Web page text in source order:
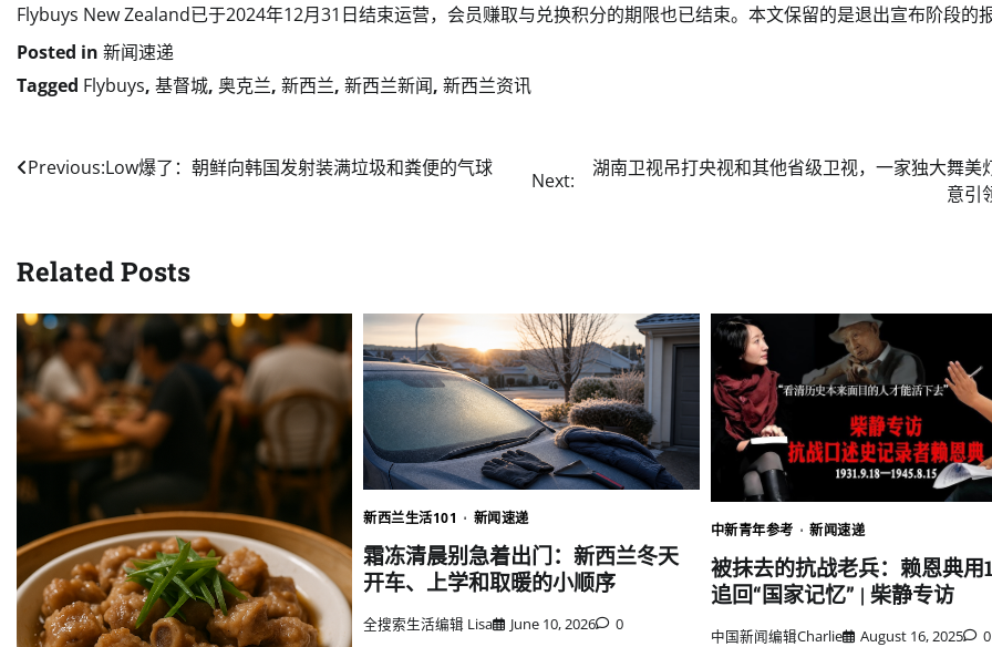
Flybuys New Zealand已于2024年12月31日结束运营，会员赚取与兑换积分的期限也已结束。本文保留的是退出宣布阶段的报
Posted in 新闻速递
Tagged Flybuys, 基督城, 奥克兰, 新西兰, 新西兰新闻, 新西兰资讯
Post
Previous:Low爆了：朝鲜向韩国发射装满垃圾和粪便的气球
Next:
湖南卫视吊打央视和其他省级卫视，一家独大舞美
意引
Related Posts
新西兰生活101 新闻速递
霜冻清晨别急着出门：新西兰冬天
开车、上学和取暖的小顺序
全搜索生活编辑 Lisa June 10, 2026 0
中新青年参考 新闻速递
被抹去的抗战老兵：赖恩典用
追回“国家记忆” | 柴静专访
中国新闻编辑Charlie August 16, 2025 0